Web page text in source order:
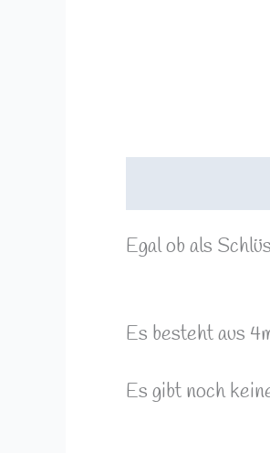
Egal ob als
Es besteht aus
Es gibt noch